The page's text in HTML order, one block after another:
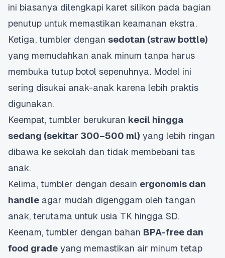
ini biasanya dilengkapi karet silikon pada bagian
penutup untuk memastikan keamanan ekstra.
Ketiga, tumbler dengan sedotan (straw bottle)
yang memudahkan anak minum tanpa harus
membuka tutup botol sepenuhnya. Model ini
sering disukai anak-anak karena lebih praktis
digunakan.
Keempat, tumbler berukuran kecil hingga
sedang (sekitar 300–500 ml) yang lebih ringan
dibawa ke sekolah dan tidak membebani tas
anak.
Kelima, tumbler dengan desain ergonomis dan
handle agar mudah digenggam oleh tangan
anak, terutama untuk usia TK hingga SD.
Keenam, tumbler dengan bahan BPA-free dan
food grade yang memastikan air minum tetap